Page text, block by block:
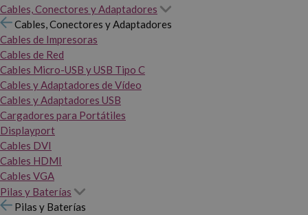
Cables, Conectores y Adaptadores
Cables, Conectores y Adaptadores
Cables de Impresoras
Cables de Red
Cables Micro-USB y USB Tipo C
Cables y Adaptadores de Vídeo
Cables y Adaptadores USB
Cargadores para Portátiles
Displayport
Cables DVI
Cables HDMI
Cables VGA
Pilas y Baterías
Pilas y Baterías